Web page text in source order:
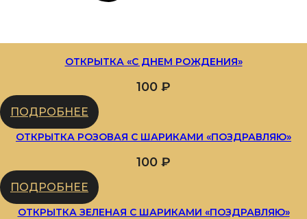
ОТКРЫТКА «С ДНЕМ РОЖДЕНИЯ»
100 ₽
ПОДРОБНЕЕ
ОТКРЫТКА РОЗОВАЯ С ШАРИКАМИ «ПОЗДРАВЛЯЮ»
100 ₽
ПОДРОБНЕЕ
ОТКРЫТКА ЗЕЛЕНАЯ С ШАРИКАМИ «ПОЗДРАВЛЯЮ»